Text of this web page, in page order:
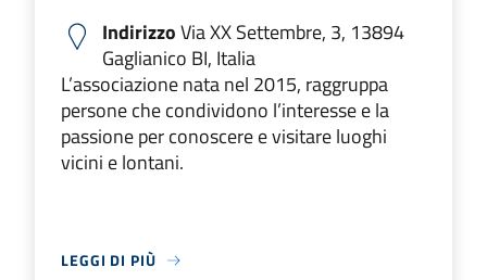
IndirizzoVia XX Settembre, 3, 13894
Gaglianico BI, Italia
L’associazione nata nel 2015, raggruppa
persone che condividono l’interesse e la
passione per conoscere e visitare luoghi
vicini e lontani.
LEGGI DI PIÙ